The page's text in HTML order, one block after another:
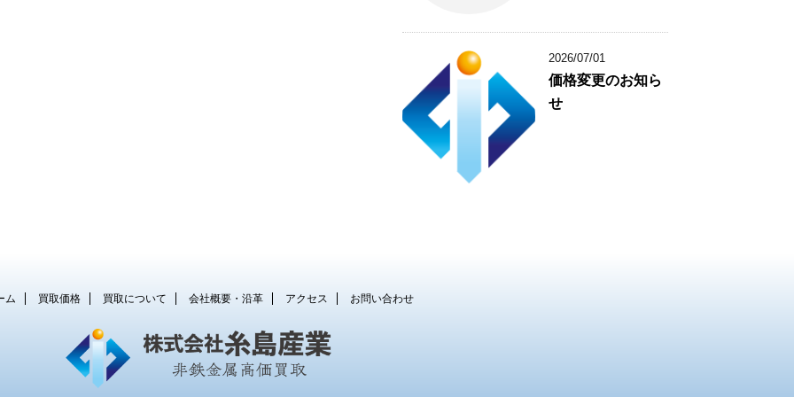
2026/07/01
価格変更のお知ら
せ
ム 買取価格 買取について 会社概要・沿革 アクセス お問い合わせ